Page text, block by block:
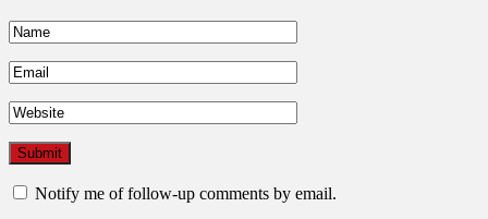
Notify me of follow-up comments by email.